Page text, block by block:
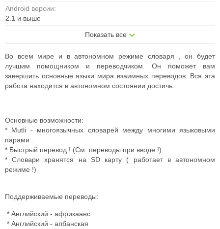
Android версии:
2.1 и выше
Показать все
Во всем мире и в автономном режиме словаря , он будет
лучшим помощником и переводчиком. Он поможет вам
завершить основные языки мира взаимных переводов. Вся эта
работа находится в автономном состоянии достичь.
Основные возможности:
* Mutli - многоязычных словарей между многими языковыми
парами .
* Быстрый перевод ! (См. переводы при вводе !)
* Словари хранятся на SD карту ( работает в автономном
режиме !)
Поддерживаемые переводы:
* Английский - африкаанс
* Английский - албанская